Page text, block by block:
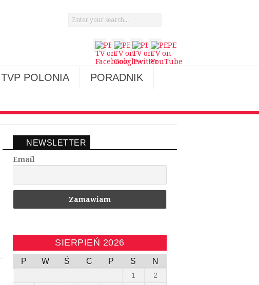
TVP POLONIA
PORADNIK
NEWSLETTER
Email
SIERPIEŃ 2026
P W Ś C P S N
1
2